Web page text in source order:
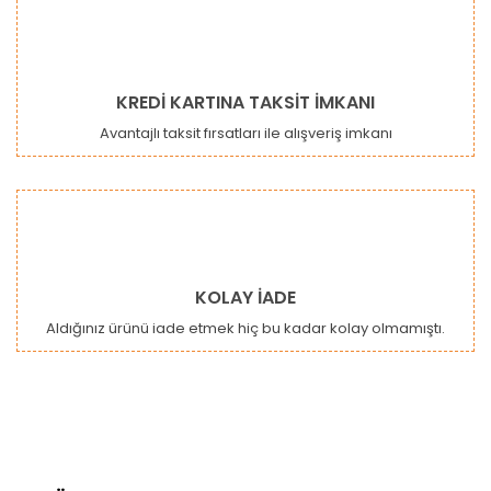
KREDİ KARTINA TAKSİT İMKANI
Avantajlı taksit fırsatları ile alışveriş imkanı
KOLAY İADE
Aldığınız ürünü iade etmek hiç bu kadar kolay olmamıştı.